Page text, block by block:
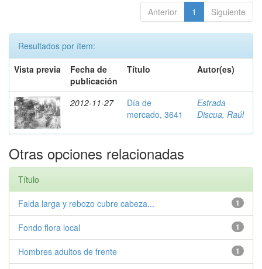
Anterior 1 Siguiente
Resultados por ítem:
Vista previa
Fecha de
publicación
Título Autor(es)
2012-11-27
Día de
mercado, 3641
Estrada
Discua, Raúl
Otras opciones relacionadas
Título
1
Falda larga y rebozo cubre cabeza...
1
Fondo flora local
1
Hombres adultos de frente